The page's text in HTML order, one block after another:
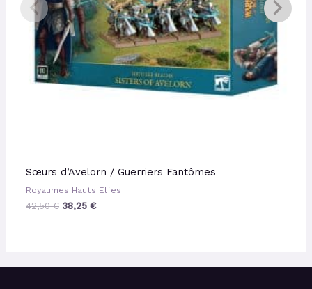
Sœurs d’Avelorn / Guerriers Fantômes
Royaumes Hauts Elfes
42,50€ 38,25€